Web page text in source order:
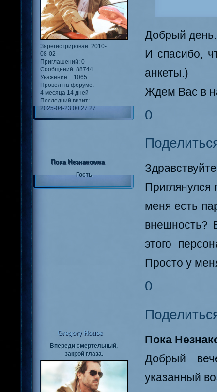
Зарегистрирован: 2010-
08-02
Приглашений: 0
Сообщений: 88744
Уважение: +1065
Провел на форуме:
4 месяца 14 дней
Последний визит:
2025-04-23 00:27:27
Добрый
И спасибо,
анкеты.)
Ждем Вас в
0
Пока Незнакомка
Гость
меня есть
внешность?
этого
Просто у
0
Gregory House
Впереди смертельный,
закрой глаза.
Пока
Добрый
указанный